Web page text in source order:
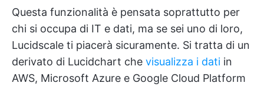
Questa funzionalità è pensata soprattutto per
chi si occupa di IT e dati, ma se sei uno di loro,
Lucidscale ti piacerà sicuramente. Si tratta di un
derivato di Lucidchart che visualizza i dati in
AWS, Microsoft Azure e Google Cloud Platform